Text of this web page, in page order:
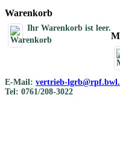
Warenkorb
Ihr Warenkorb ist leer.
E-Mail: vertrieb-
Tel: 0761/208-3022